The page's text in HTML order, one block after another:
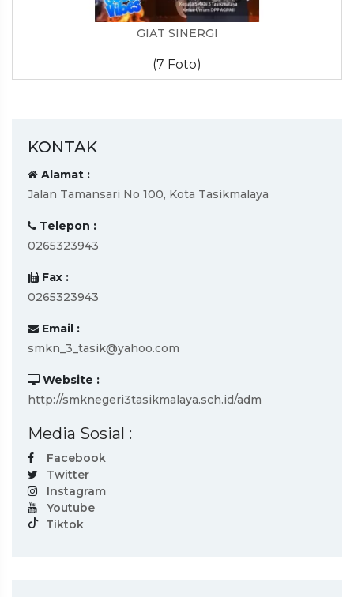
GIAT SINERGI
(7 Foto)
KONTAK
Alamat :
Jalan Tamansari No 100, Kota Tasikmalaya
Telepon :
0265323943
Fax :
0265323943
Email :
smkn_3_tasik@yahoo.com
Website :
http://smknegeri3tasikmalaya.sch.id/adm
Media Sosial :
Facebook
Twitter
Instagram
Youtube
Tiktok